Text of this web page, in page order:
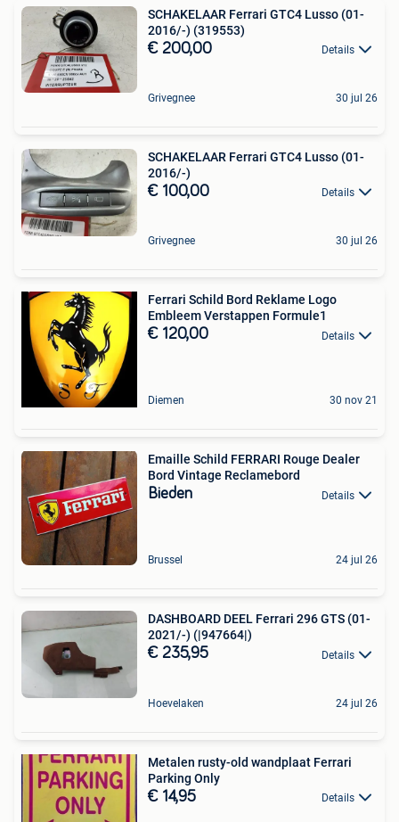
SCHAKELAAR Ferrari GTC4 Lusso (01-
2016/-) (319553)
€ 200,00 Details
Grivegnee 30 jul 26
SCHAKELAAR Ferrari GTC4 Lusso (01-
2016/-)
€ 100,00 Details
Grivegnee 30 jul 26
Ferrari Schild Bord Reklame Logo
Embleem Verstappen Formule1
€ 120,00 Details
Diemen 30 nov 21
Emaille Schild FERRARI Rouge Dealer
Bord Vintage Reclamebord
Bieden Details
Brussel 24 jul 26
DASHBOARD DEEL Ferrari 296 GTS (01-
2021/-) (|947664|)
€ 235,95 Details
Hoevelaken 24 jul 26
Metalen rusty-old wandplaat Ferrari
Parking Only
€ 14,95 Details